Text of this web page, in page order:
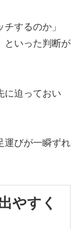
するのか」
といった判断が
に迫っておい
運びが一瞬ずれ
やすく